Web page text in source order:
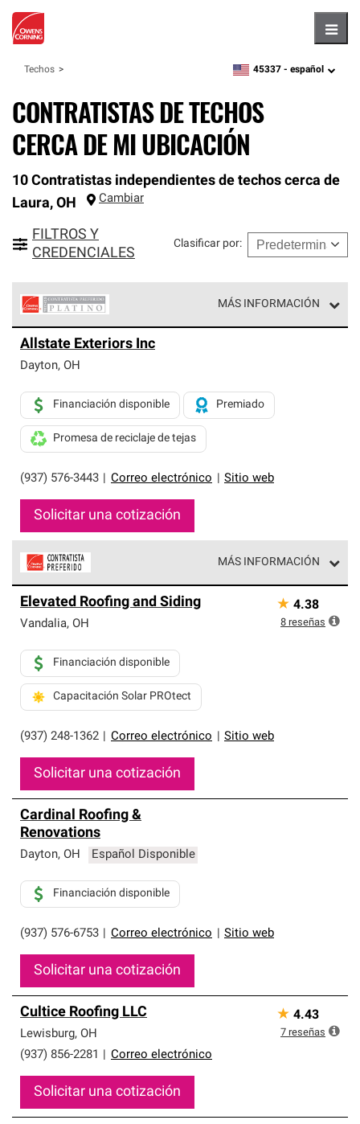
Techos zipcode,language
45337 - español
CONTRATISTAS DE TECHOS
CERCA DE MI UBICACIÓN
10 Contratistas independientes de techos cerca de
Laura, OH Cambiar
FILTROS Y
CREDENCIALES
Clasificar por:
MÁS INFORMACIÓN
Corning constituyen el nivel superior de nuestra red
exclusiva y cumplen con estándares estrictos de
Solo ellos pueden ofrecer nuestra mejor garantía de
sistemas de techos.
Allstate Exteriors Inc
Dayton, OH
(937) 576-3443 Correo electrónico Sitio web
Financiación disponible Premiado
Promesa de reciclaje de tejas
Solicitar una cotización
MÁS INFORMACIÓN
parte de una red exclusiva de profesionales de techos
que cumplen con altos estándares y requisitos estrictos
Elevated Roofing and Siding
Vandalia, OH
(937) 248-1362 Correo electrónico Sitio web
Financiación disponible
Capacitación Solar PROtect
Solicitar una cotización
★ 4.38
8 reseñas
Cardinal Roofing &
Renovations
Dayton, OH Español Disponible
(937) 576-6753 Correo electrónico Sitio web
Financiación disponible
Solicitar una cotización
Cultice Roofing LLC
Lewisburg, OH
(937) 856-2281
Correo electrónico
Solicitar una cotización
★ 4.43
7 reseñas